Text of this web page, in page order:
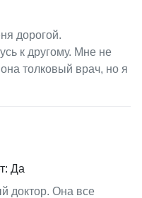
дорогой.
к другому. Мне не
толковый врач, но я
Да
доктор. Она все